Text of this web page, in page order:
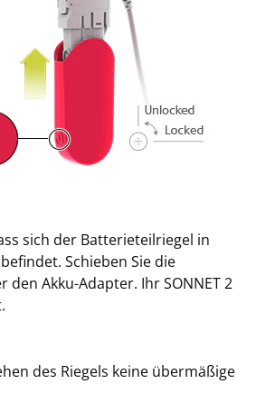
sich der Batterieteilriegel in
Schieben Sie die
Akku-Adapter. Ihr SONNET 2
des Riegels keine übermäßige